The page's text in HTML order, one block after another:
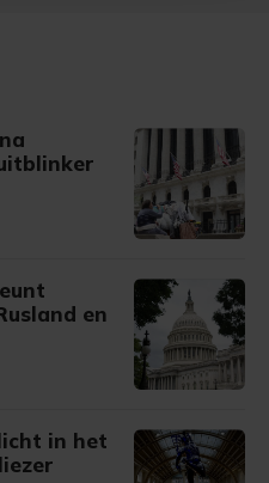
of intrekken.
en
in het